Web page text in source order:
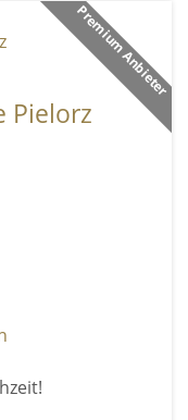
Premium Anbieter
Pielorz